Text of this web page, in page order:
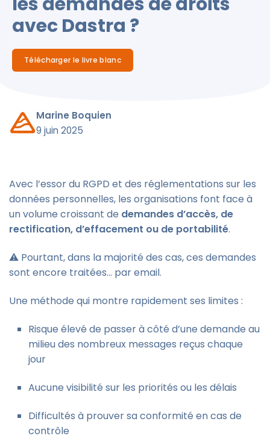
avec Dastra ?
Télécharger le livre blanc
Marine Boquien
9 juin 2025
Avec l’essor du RGPD et des réglementations sur les
données personnelles, les organisations font face à
un volume croissant de demandes d’accès, de
rectification, d’effacement ou de portabilité.
⚠️ Pourtant, dans la majorité des cas, ces demandes
sont encore traitées… par email.
Une méthode qui montre rapidement ses limites :
Risque élevé de passer à côté d’une demande au
milieu des nombreux messages reçus chaque
jour
Aucune visibilité sur les priorités ou les délais
Difficultés à prouver sa conformité en cas de
contrôle